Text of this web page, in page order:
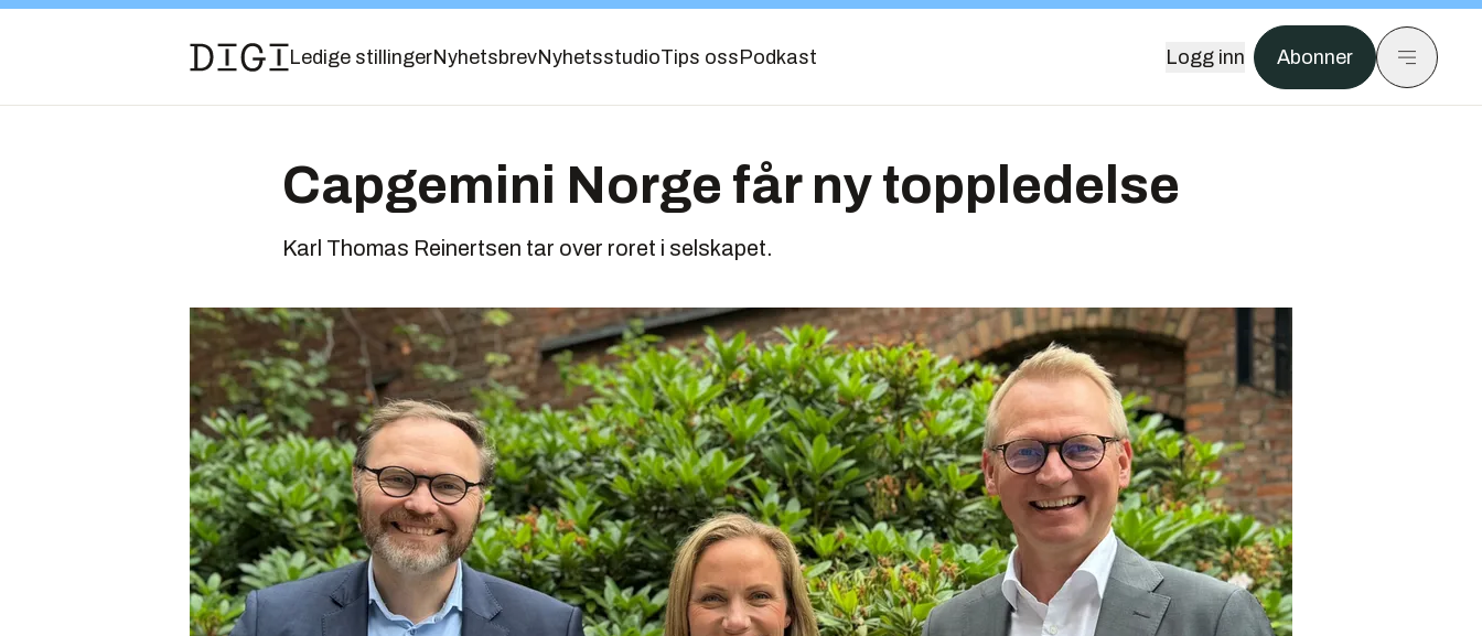
Ledige stillingerNyhetsbrevNyhetsstudioTips oss Podkast Logg inn Abonner
Capgemini Norge får ny toppledelse
Karl Thomas Reinertsen tar over roret i selskapet.